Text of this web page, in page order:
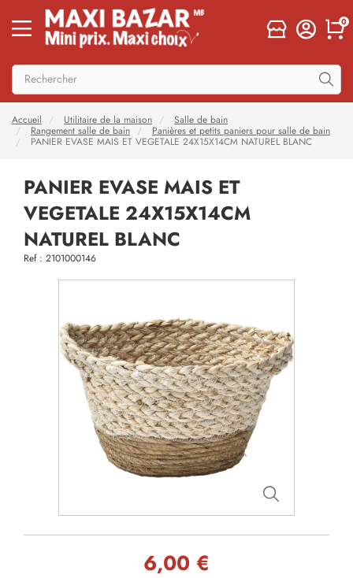
0
Accueil Utilitaire de la maison
Salle de bain
Rangement salle de bain
Panières et petits paniers pour salle de bain
PANIER EVASE MAIS ET VEGETALE 24X15X14CM NATUREL BLANC
PANIER EVASE MAIS ET
VEGETALE 24X15X14CM
NATUREL BLANC
Ref : 2101000146
6,00 €